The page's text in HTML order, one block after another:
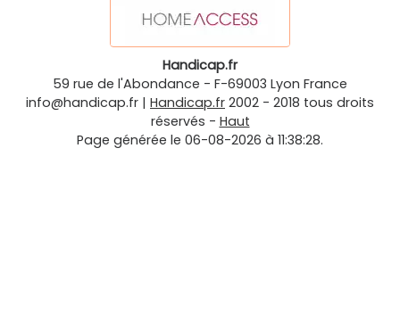
Handicap.fr
59 rue de l'Abondance - F-69003 Lyon France
info@handicap.fr | Handicap.fr 2002 - 2018 tous droits
réservés - Haut
Page générée le 06-08-2026 à 11:38:28.